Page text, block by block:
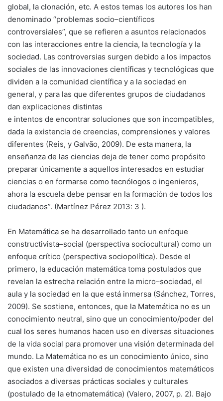
global, la clonación, etc. A estos temas los autores los han
denominado “problemas socio–científicos
controversiales”, que se refieren a asuntos relacionados
con las interacciones entre la ciencia, la tecnología y la
sociedad. Las controversias surgen debido a los impactos
sociales de las innovaciones científicas y tecnológicas que
dividen a la comunidad científica y a la sociedad en
general, y para las que diferentes grupos de ciudadanos
dan explicaciones distintas
e intentos de encontrar soluciones que son incompatibles,
dada la existencia de creencias, comprensiones y valores
diferentes (Reis, y Galvão, 2009). De esta manera, la
enseñanza de las ciencias deja de tener como propósito
preparar únicamente a aquellos interesados en estudiar
ciencias o en formarse como tecnólogos o ingenieros,
ahora la escuela debe pensar en la formación de todos los
ciudadanos”. (Martínez Pérez 2013: 3 ).
En Matemática se ha desarrollado tanto un enfoque
constructivista–social (perspectiva sociocultural) como un
enfoque crítico (perspectiva sociopolítica). Desde el
primero, la educación matemática toma postulados que
revelan la estrecha relación entre la micro–sociedad, el
aula y la sociedad en la que está inmersa (Sánchez, Torres,
2009). Se sostiene, entonces, que la Matemática no es un
conocimiento neutral, sino que un conocimiento/poder del
cual los seres humanos hacen uso en diversas situaciones
de la vida social para promover una visión determinada del
mundo. La Matemática no es un conocimiento único, sino
que existen una diversidad de conocimientos matemáticos
asociados a diversas prácticas sociales y culturales
(postulado de la etnomatemática) (Valero, 2007, p. 2). Bajo